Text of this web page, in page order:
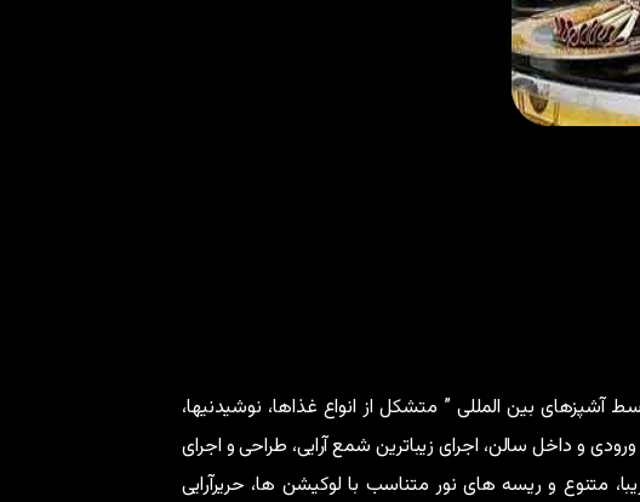
آشپزهای بین المللی ” متشکل از انواع غذاها، نوشیدنیها،
و داخل سالن، اجرای زیباترین شمع آرایی، طراحی و اجرای
متنوع و ریسه های نور متناسب با لوکیشن ها، حریرآرایی